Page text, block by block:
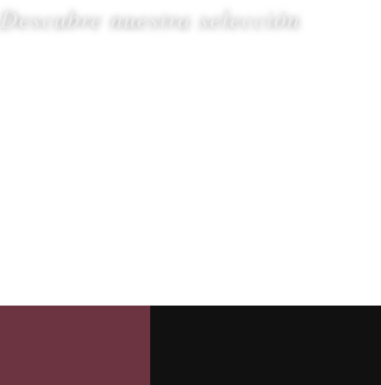
Descubre nuestra selección